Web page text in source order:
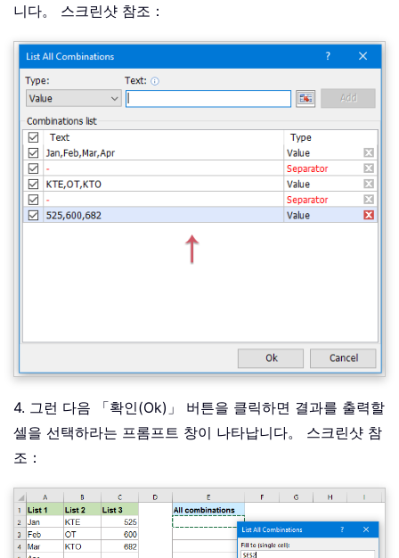
니다。 스크린샷 참조：
4. 그런 다음 「확인(Ok)」 버튼을 클릭하면 결과를 출력할
셀을 선택하라는 프롬프트 창이 나타납니다。 스크린샷 참
조：